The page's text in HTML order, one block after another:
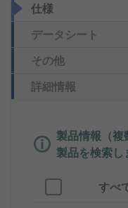
仕様
データシート
その他
詳細情報
製品情報（複
製品を検索し
すべ